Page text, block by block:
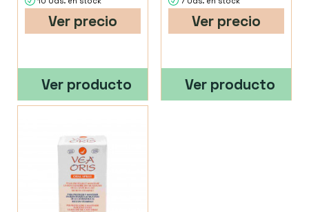
Ver precio
Ver producto
Ver precio
Ver producto